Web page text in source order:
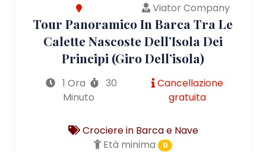
Viator Company
Tour Panoramico In Barca Tra Le
Calette Nascoste Dell’Isola Dei
Principi (giro Dell’isola)
1 Ora
30
Minuto
Cancellazione
gratuita
Crociere in Barca e Nave
Età minima
0